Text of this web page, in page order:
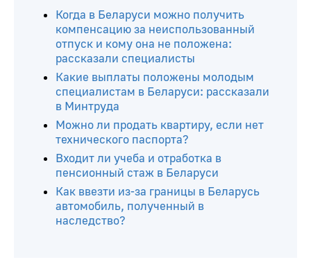
Когда в Беларуси можно получить
компенсацию за неиспользованный
отпуск и кому она не положена:
рассказали специалисты
Какие выплаты положены молодым
специалистам в Беларуси: рассказали
в Минтруда
Можно ли продать квартиру, если нет
технического паспорта?
Входит ли учеба и отработка в
пенсионный стаж в Беларуси
Как ввезти из-за границы в Беларусь
автомобиль, полученный в
наследство?